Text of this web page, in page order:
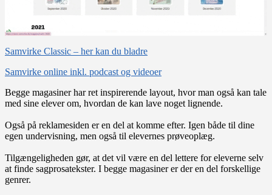
Samvirke Classic – her kan du bladre
Samvirke online inkl. podcast og videoer
Begge magasiner har ret inspirerende layout, hvor man også kan tale
med sine elever om, hvordan de kan lave noget lignende.
Også på reklamesiden er en del at komme efter. Igen både til dine
egen undervisning, men også til elevernes prøveoplæg.
Tilgængeligheden gør, at det vil være en del lettere for eleverne selv
at finde sagprosatekster. I begge magasiner er der en del forskellige
genrer.